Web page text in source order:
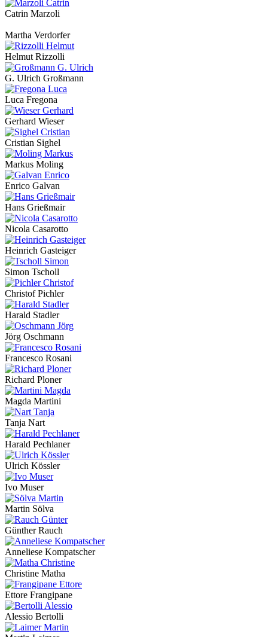
Catrin Marzoli
Martha Verdorfer
Helmut Rizzolli
G. Ulrich Großmann
Luca Fregona
Gerhard Wieser
Cristian Sighel
Markus Moling
Enrico Galvan
Hans Grießmair
Nicola Casarotto
Heinrich Gasteiger
Simon Tscholl
Christof Pichler
Harald Stadler
Jörg Oschmann
Francesco Rosani
Richard Ploner
Magda Martini
Tanja Nart
Harald Pechlaner
Ulrich Kössler
Ivo Muser
Martin Sölva
Günther Rauch
Anneliese Kompatscher
Christine Matha
Ettore Frangipane
Alessio Bertolli